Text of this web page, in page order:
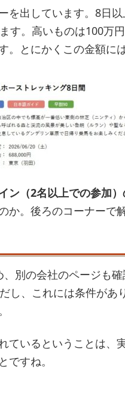
を出しています。8日
す。高いものは100万
とにかくこの金額に
ン（2名以上での参加
か。後ろのコーナーで
別の会社のページも
し、これには条件があ
ているということは、
ですね。